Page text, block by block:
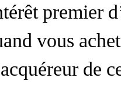
premier
vous
de